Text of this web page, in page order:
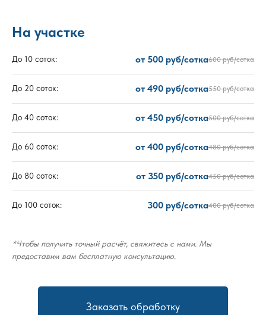
На участке
До 10 соток: от 500 руб/сотка600 руб/сотка
До 20 соток: от 490 руб/сотка550 руб/сотка
До 40 соток: от 450 руб/сотка500 руб/сотка
До 60 соток: от 400 руб/сотка480 руб/сотка
До 80 соток: от 350 руб/сотка450 руб/сотка
До 100 соток: 300 руб/сотка400 руб/сотка
*Чтобы получить точный расчёт, свяжитесь с нами. Мы
предоставим вам бесплатную консультацию.
Заказать обработку